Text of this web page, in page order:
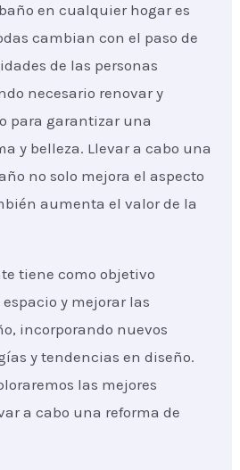
en cualquier hogar es
cambian con el paso de
de las personas
necesario renovar y
para garantizar una
y belleza. Llevar a cabo una
no solo mejora el aspecto
aumenta el valor de la
tiene como objetivo
y mejorar las
incorporando nuevos
y tendencias en diseño.
las mejores
a cabo una reforma de